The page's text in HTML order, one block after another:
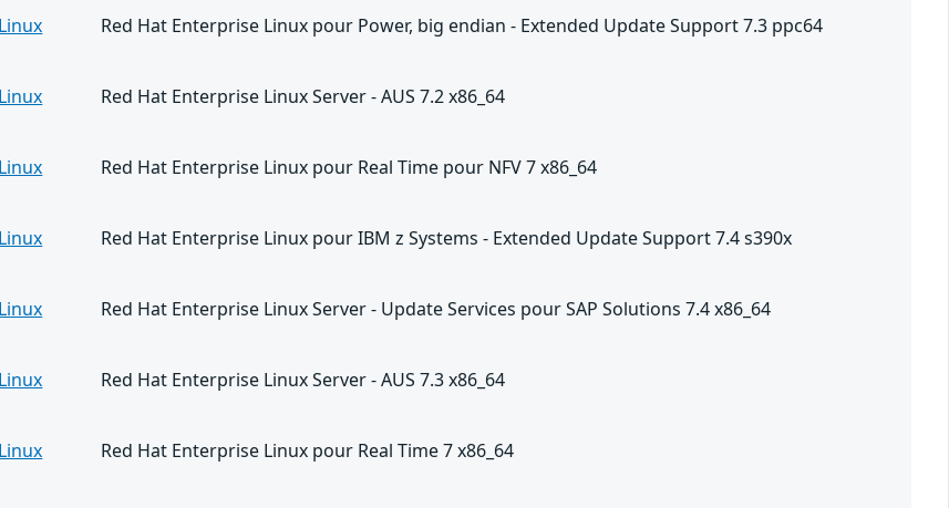
Red Hat Enterprise Linux pour Power, big endian - Extended Update Support 7.3 ppc64
Red Hat Enterprise Linux Server - AUS 7.2 x86_64
Red Hat Enterprise Linux pour Real Time pour NFV 7 x86_64
Red Hat Enterprise Linux pour IBM z Systems - Extended Update Support 7.4 s390x
Red Hat Enterprise Linux Server - Update Services pour SAP Solutions 7.4 x86_64
Red Hat Enterprise Linux Server - AUS 7.3 x86_64
Red Hat Enterprise Linux pour Real Time 7 x86_64